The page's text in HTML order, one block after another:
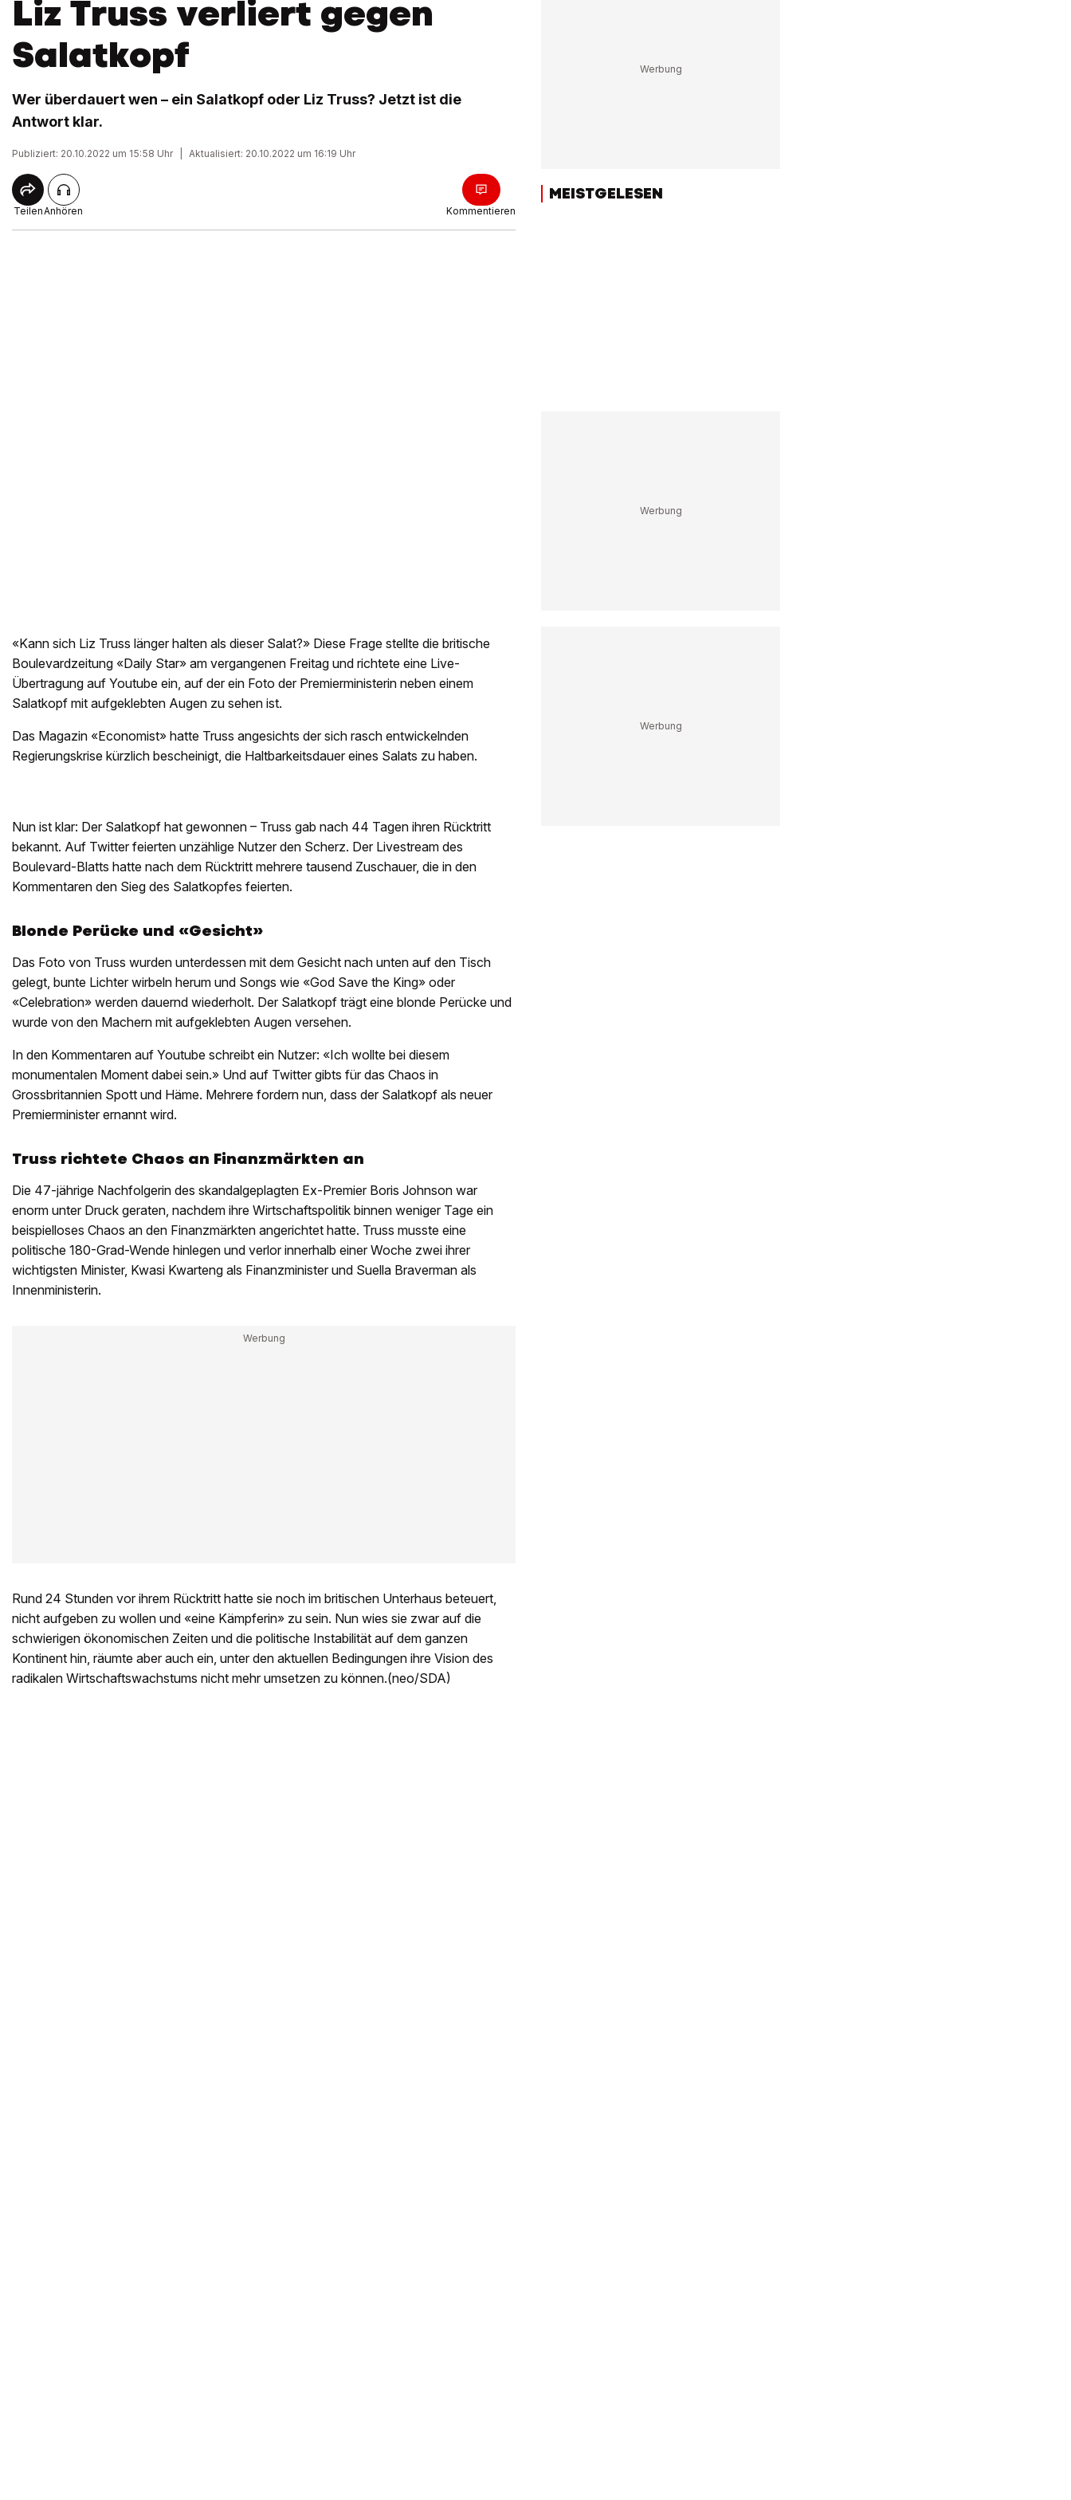
Liz Truss verliert gegen
Salatkopf
Wer überdauert wen – ein Salatkopf oder Liz Truss? Jetzt ist die
Antwort klar.
Publiziert: 20.10.2022 um 15:58 Uhr Aktualisiert: 20.10.2022 um 16:19 Uhr
TeilenAnhören Kommentieren
«Kann sich Liz Truss länger halten als dieser Salat?» Diese Frage stellte die britische
Boulevardzeitung «Daily Star» am vergangenen Freitag und richtete eine Live-
Übertragung auf Youtube ein, auf der ein Foto der Premierministerin neben einem
Salatkopf mit aufgeklebten Augen zu sehen ist.
Das Magazin «Economist» hatte Truss angesichts der sich rasch entwickelnden
Regierungskrise kürzlich bescheinigt, die Haltbarkeitsdauer eines Salats zu haben.
Nun ist klar: Der Salatkopf hat gewonnen – Truss gab nach 44 Tagen ihren Rücktritt
bekannt. Auf Twitter feierten unzählige Nutzer den Scherz. Der Livestream des
Boulevard-Blatts hatte nach dem Rücktritt mehrere tausend Zuschauer, die in den
Kommentaren den Sieg des Salatkopfes feierten.
Blonde Perücke und «Gesicht»
Das Foto von Truss wurden unterdessen mit dem Gesicht nach unten auf den Tisch
gelegt, bunte Lichter wirbeln herum und Songs wie «God Save the King» oder
«Celebration» werden dauernd wiederholt. Der Salatkopf trägt eine blonde Perücke und
wurde von den Machern mit aufgeklebten Augen versehen.
In den Kommentaren auf Youtube schreibt ein Nutzer: «Ich wollte bei diesem
monumentalen Moment dabei sein.» Und auf Twitter gibts für das Chaos in
Grossbritannien Spott und Häme. Mehrere fordern nun, dass der Salatkopf als neuer
Premierminister ernannt wird.
Truss richtete Chaos an Finanzmärkten an
Die 47-jährige Nachfolgerin des skandalgeplagten Ex-Premier Boris Johnson war
enorm unter Druck geraten, nachdem ihre Wirtschaftspolitik binnen weniger Tage ein
beispielloses Chaos an den Finanzmärkten angerichtet hatte. Truss musste eine
politische 180-Grad-Wende hinlegen und verlor innerhalb einer Woche zwei ihrer
wichtigsten Minister, Kwasi Kwarteng als Finanzminister und Suella Braverman als
Innenministerin.
Rund 24 Stunden vor ihrem Rücktritt hatte sie noch im britischen Unterhaus beteuert,
nicht aufgeben zu wollen und «eine Kämpferin» zu sein. Nun wies sie zwar auf die
schwierigen ökonomischen Zeiten und die politische Instabilität auf dem ganzen
Kontinent hin, räumte aber auch ein, unter den aktuellen Bedingungen ihre Vision des
radikalen Wirtschaftswachstums nicht mehr umsetzen zu können.(neo/SDA)
MEISTGELESEN